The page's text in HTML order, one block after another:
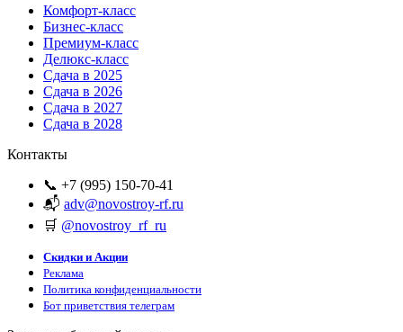
Комфорт-класс
Бизнес-класс
Премиум-класс
Делюкс-класс
Сдача в 2025
Сдача в 2026
Сдача в 2027
Сдача в 2028
Контакты
📞 +7 (995) 150-70-41
📬 adv@novostroy-rf.ru
🛒 @novostroy_rf_ru
Скидки и Акции
Реклама
Политика конфиденциальности
Бот приветствия телеграм